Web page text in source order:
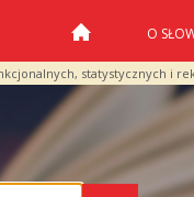
statystycznych i
O